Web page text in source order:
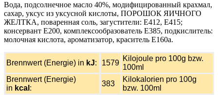
Вода, подсолнечное масло 40%, модифицированный крахмал,
сахар, уксус из уксусной кислоты, ПОРОШОК ЯИЧНОГО
ЖЕЛТКА, поваренная соль, загустители: E412, E415;
консервант E200, комплексообразователь E385, подкислитель:
молочная кислота, ароматизатор, краситель E160a.
Brennwert (Energie) in kJ: 1579
Kilojoule pro 100g bzw.
100ml
Brennwert (Energie)
in kcal :
383
Kilokalorien pro 100g
bzw. 100ml